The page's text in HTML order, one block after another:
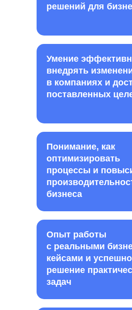
Понимание, как
оптимизировать
процессы и
бизнеса
Умение
внедрять
в компаниях и
поставленных
Опыт работы
с реальными
кейсами и
решение
задач
решений для